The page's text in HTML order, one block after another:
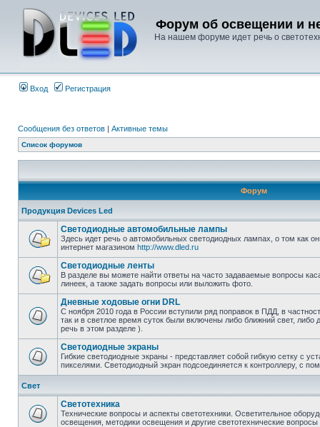
Форум об освещении и
На нашем форуме идет речь о
Вход Регистрация
Сообщения без ответов | Активные темы
Список форумов
Форум
Продукция Devices Led
Светодиодные автомобильные лампы
Здесь идет речь о автомобильных светодиодных лампах, о том как
интернет магазином http://www.dled.ru
Светодиодные ленты
В разделе вы можете найти ответы на часто задаваемые вопросы
линеек, а также задать вопросы или выложить фото.
Дневные ходовые огни DRL
С ноября 2010 года в России вступили ряд поправок в ПДД, в
так и в светлое время суток были включены либо ближний свет, либо
речь в этом разделе ).
Светодиодные экраны
Гибкие светодиодные экраны - представляет собой гибкую сетку с
пикселями. Светодиодный экран подсоединяется к контроллеру, с
Свет
Светотехника
Технические вопросы и аспекты светотехники. Осветительное
освещения, методики освещения и другие светотехнические вопросы